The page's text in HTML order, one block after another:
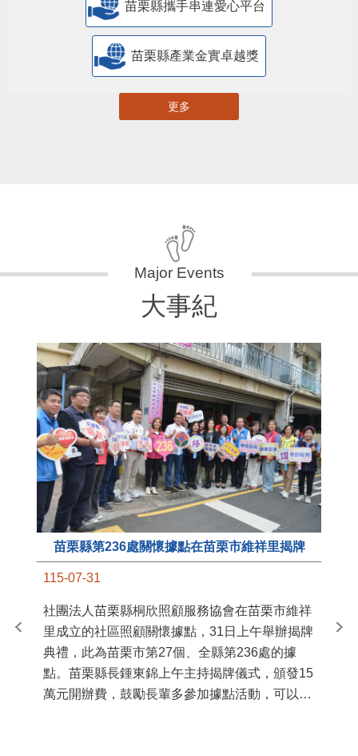
苗栗縣攜手串連愛心平台
苗栗縣產業金實卓越獎
更多
大事紀
苗栗縣第236處關懷據點在苗栗市維祥里揭牌
115-07-31
社團法人苗栗縣桐欣照顧服務協會在苗栗市維祥
里成立的社區照顧關懷據點，31日上午舉辦揭牌
典禮，此為苗栗市第27個、全縣第236處的據
點。苗栗縣長鍾東錦上午主持揭牌儀式，頒發15
萬元開辦費，鼓勵長輩多參加據點活動，可以更
苗